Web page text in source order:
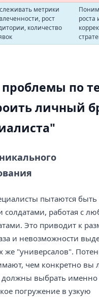
метрики
рост
количество
роста
по
личный
пытаются быть
солдатами, работая с
Это приводит к
и невозможности
же "универсалов".
чем конкретно вы
должны выбрать именно
погружение в узкую